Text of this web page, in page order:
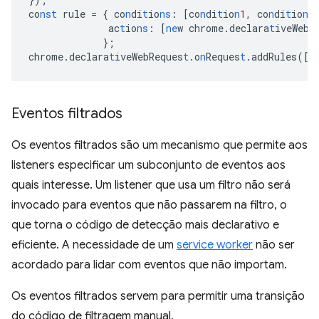
const rule = { conditions : [condition1 , condition
actions : [new chrome.declarat
} ;
chrome.declarativeWebRequest .onRequest .addRules( [
Eventos filtrados
Os eventos filtrados são um mecanismo que permite aos
listeners especificar um subconjunto de eventos aos
quais interesse. Um listener que usa um filtro não será
invocado para eventos que não passarem na filtro, o
que torna o código de detecção mais declarativo e
eficiente. A necessidade de um service worker não ser
acordado para lidar com eventos que não importam.
Os eventos filtrados servem para permitir uma transição
do código de filtragem manual.